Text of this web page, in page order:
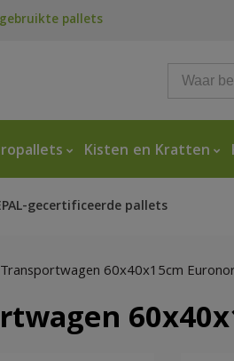
pallets
Kisten en Kratten
gecertificeerde pallets
60x40x15cm